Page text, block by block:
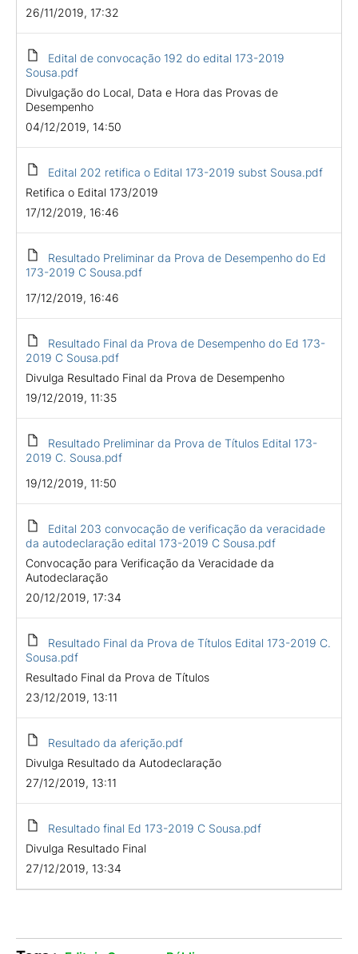
26/11/2019, 17:32
Edital de convocação 192 do edital 173-2019
Sousa.pdf
Divulgação do Local, Data e Hora das Provas de
Desempenho
04/12/2019, 14:50
Edital 202 retifica o Edital 173-2019 subst Sousa.pdf
Retifica o Edital 173/2019
17/12/2019, 16:46
Resultado Preliminar da Prova de Desempenho do Ed
173-2019 C Sousa.pdf
17/12/2019, 16:46
Resultado Final da Prova de Desempenho do Ed 173-
2019 C Sousa.pdf
Divulga Resultado Final da Prova de Desempenho
19/12/2019, 11:35
Resultado Preliminar da Prova de Títulos Edital 173-
2019 C. Sousa.pdf
19/12/2019, 11:50
Edital 203 convocação de verificação da veracidade
da autodeclaração edital 173-2019 C Sousa.pdf
Convocação para Verificação da Veracidade da
Autodeclaração
20/12/2019, 17:34
Resultado Final da Prova de Títulos Edital 173-2019 C.
Sousa.pdf
Resultado Final da Prova de Títulos
23/12/2019, 13:11
Resultado da aferição.pdf
Divulga Resultado da Autodeclaração
27/12/2019, 13:11
Resultado final Ed 173-2019 C Sousa.pdf
Divulga Resultado Final
27/12/2019, 13:34